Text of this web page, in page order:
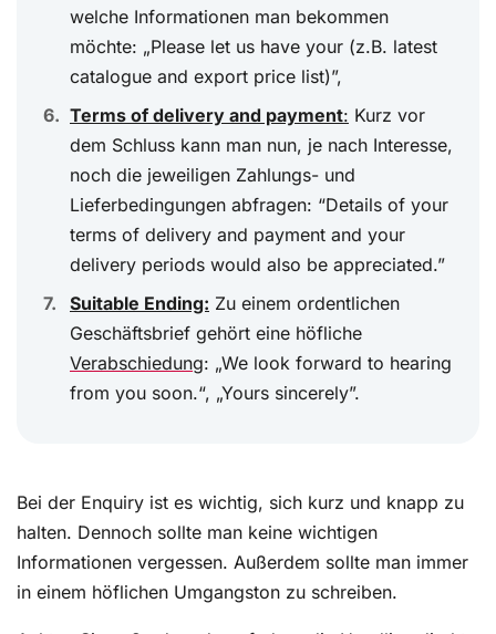
welche Informationen man bekommen
möchte: „Please let us have your (z.B. latest
catalogue and export price list)”,
Terms of delivery and payment: Kurz vor
dem Schluss kann man nun, je nach Interesse,
noch die jeweiligen Zahlungs- und
Lieferbedingungen abfragen: “Details of your
terms of delivery and payment and your
delivery periods would also be appreciated.”
Suitable Ending: Zu einem ordentlichen
Geschäftsbrief gehört eine höfliche
Verabschiedung: „We look forward to hearing
from you soon.“, „Yours sincerely”.
Bei der Enquiry ist es wichtig, sich kurz und knapp zu
halten. Dennoch sollte man keine wichtigen
Informationen vergessen. Außerdem sollte man immer
in einem höflichen Umgangston zu schreiben.